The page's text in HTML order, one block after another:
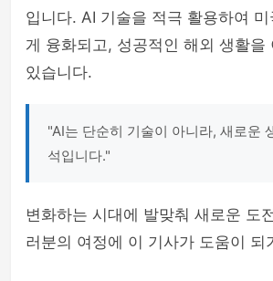
입니다. AI 기술을 적극 활용하여
게 융화되고, 성공적인 해외 생활을
있습니다.
"AI는 단순히 기술이 아니라, 새로운
석입니다."
변화하는 시대에 발맞춰 새로운 도
러분의 여정에 이 기사가 도움이 되